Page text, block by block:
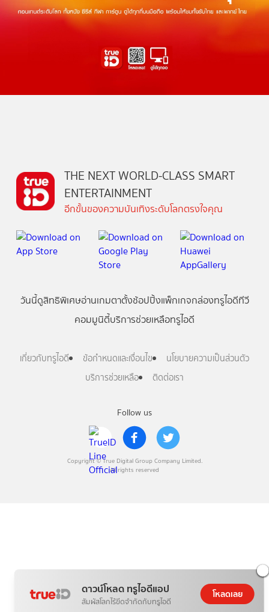
ดาวน์โหลด ทรูไอดีแอป
สัมผัสโลกไร้ขีดจำกัดกับทรูไอดี
โหลดเลย
Follow us
Copyright © True Digital Group Company Limited.
All rights reserved
THE NEXT WORLD-CLASS SMART
ENTERTAINMENT
อีกขั้นของความบันเทิงระดับโลกตรงใจคุณ
วันนี้ดูสิทธิพิเศษอ่านเกมตาตั้งช้อปปิ้งแพ็กเกจกล่องทรูไอดีทีวี
คอมมูนิตี้บริการช่วยเหลือทรูไอดี
เกี่ยวกับทรูไอดี ข้อกำหนดและเงื่อนไข
นโยบายความเป็นส่วนตัว
บริการช่วยเหลือ
ติดต่อเรา